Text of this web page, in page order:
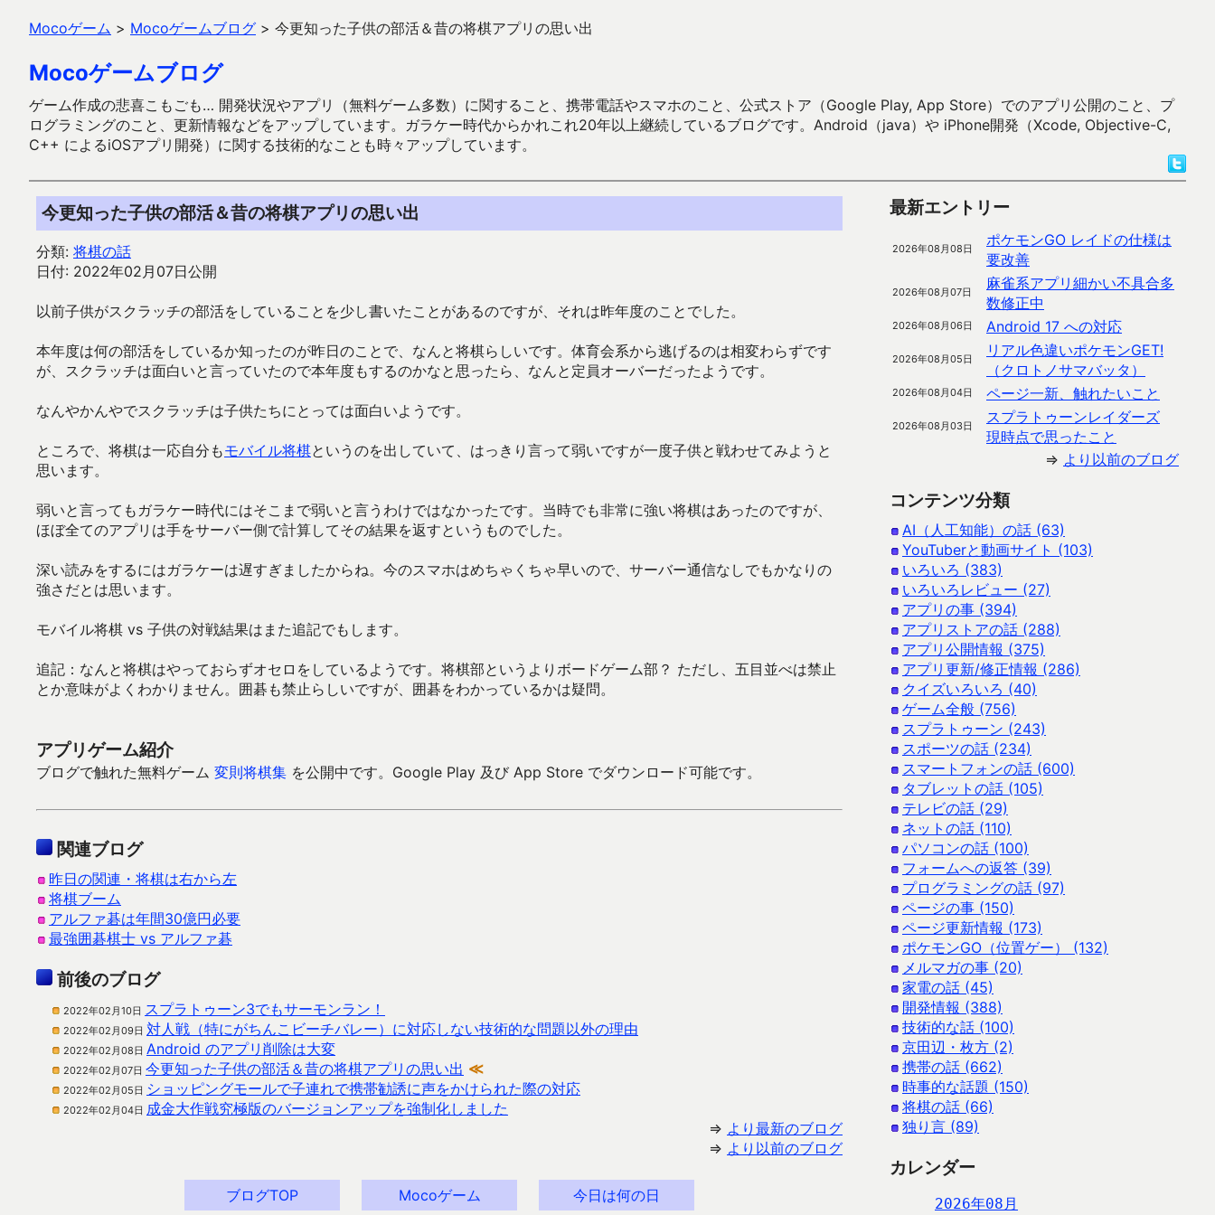
Mocoゲーム > Mocoゲームブログ > 今更知った子供の部活＆昔の将棋アプリの思い出
Mocoゲームブログ
ゲーム作成の悲喜こもごも… 開発状況やアプリ（無料ゲーム多数）に関すること、携帯電話やスマホのこと、公式ストア（Google Play, App Store）でのアプリ公開のこと、プ
ログラミングのこと、更新情報などをアップしています。ガラケー時代からかれこれ20年以上継続しているブログです。Android（java）や iPhone開発（Xcode, Objective-C,
C++ によるiOSアプリ開発）に関する技術的なことも時々アップしています。
今更知った子供の部活＆昔の将棋アプリの思い出
分類: 将棋の話
日付: 2022年02月07日公開
以前子供がスクラッチの部活をしていることを少し書いたことがあるのですが、それは昨年度のことでした。
本年度は何の部活をしているか知ったのが昨日のことで、なんと将棋らしいです。体育会系から逃げるのは相変わらずです
が、スクラッチは面白いと言っていたので本年度もするのかなと思ったら、なんと定員オーバーだったようです。
なんやかんやでスクラッチは子供たちにとっては面白いようです。
ところで、将棋は一応自分もモバイル将棋というのを出していて、はっきり言って弱いですが一度子供と戦わせてみようと
思います。
弱いと言ってもガラケー時代にはそこまで弱いと言うわけではなかったです。当時でも非常に強い将棋はあったのですが、
ほぼ全てのアプリは手をサーバー側で計算してその結果を返すというものでした。
深い読みをするにはガラケーは遅すぎましたからね。今のスマホはめちゃくちゃ早いので、サーバー通信なしでもかなりの
強さだとは思います。
モバイル将棋 vs 子供の対戦結果はまた追記でもします。
追記：なんと将棋はやっておらずオセロをしているようです。将棋部というよりボードゲーム部？ ただし、五目並べは禁止
とか意味がよくわかりません。囲碁も禁止らしいですが、囲碁をわかっているかは疑問。
アプリゲーム紹介
ブログで触れた無料ゲーム 変則将棋集 を公開中です。Google Play 及び App Store でダウンロード可能です。
関連ブログ
昨日の関連・将棋は右から左
将棋ブーム
アルファ碁は年間30億円必要
最強囲碁棋士 vs アルファ碁
前後のブログ
2022年02月10日 スプラトゥーン3でもサーモンラン！
2022年02月09日 対人戦（特にがちんこビーチバレー）に対応しない技術的な問題以外の理由
2022年02月08日 Android のアプリ削除は大変
2022年02月07日 今更知った子供の部活＆昔の将棋アプリの思い出 ≪
2022年02月05日 ショッピングモールで子連れで携帯勧誘に声をかけられた際の対応
2022年02月04日 成金大作戦究極版のバージョンアップを強制化しました
⇒ より最新のブログ
⇒ より以前のブログ
ブログTOP Mocoゲーム 今日は何の日
最新エントリー
2026年08月08日
ポケモンGO レイドの仕様は
要改善
2026年08月07日
麻雀系アプリ細かい不具合多
数修正中
2026年08月06日 Android 17 への対応
2026年08月05日
リアル色違いポケモンGET!
（クロトノサマバッタ）
2026年08月04日 ページ一新、触れたいこと
2026年08月03日
スプラトゥーンレイダーズ
現時点で思ったこと
⇒ より以前のブログ
コンテンツ分類
AI（人工知能）の話 (63)
YouTuberと動画サイト (103)
いろいろ (383)
いろいろレビュー (27)
アプリの事 (394)
アプリストアの話 (288)
アプリ公開情報 (375)
アプリ更新/修正情報 (286)
クイズいろいろ (40)
ゲーム全般 (756)
スプラトゥーン (243)
スポーツの話 (234)
スマートフォンの話 (600)
タブレットの話 (105)
テレビの話 (29)
ネットの話 (110)
パソコンの話 (100)
フォームへの返答 (39)
プログラミングの話 (97)
ページの事 (150)
ページ更新情報 (173)
ポケモンGO（位置ゲー） (132)
メルマガの事 (20)
家電の話 (45)
開発情報 (388)
技術的な話 (100)
京田辺・枚方 (2)
携帯の話 (662)
時事的な話題 (150)
将棋の話 (66)
独り言 (89)
カレンダー
2026年08月